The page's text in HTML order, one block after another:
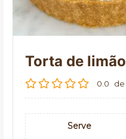
Torta de limão
0.0 de
Serve